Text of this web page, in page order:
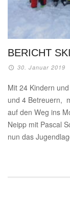
BERICHT
30. Januar 2019
Mit 24 Kindern
und 4 Betreuern,
auf den Weg ins
Neipp mit Pascal
nun das